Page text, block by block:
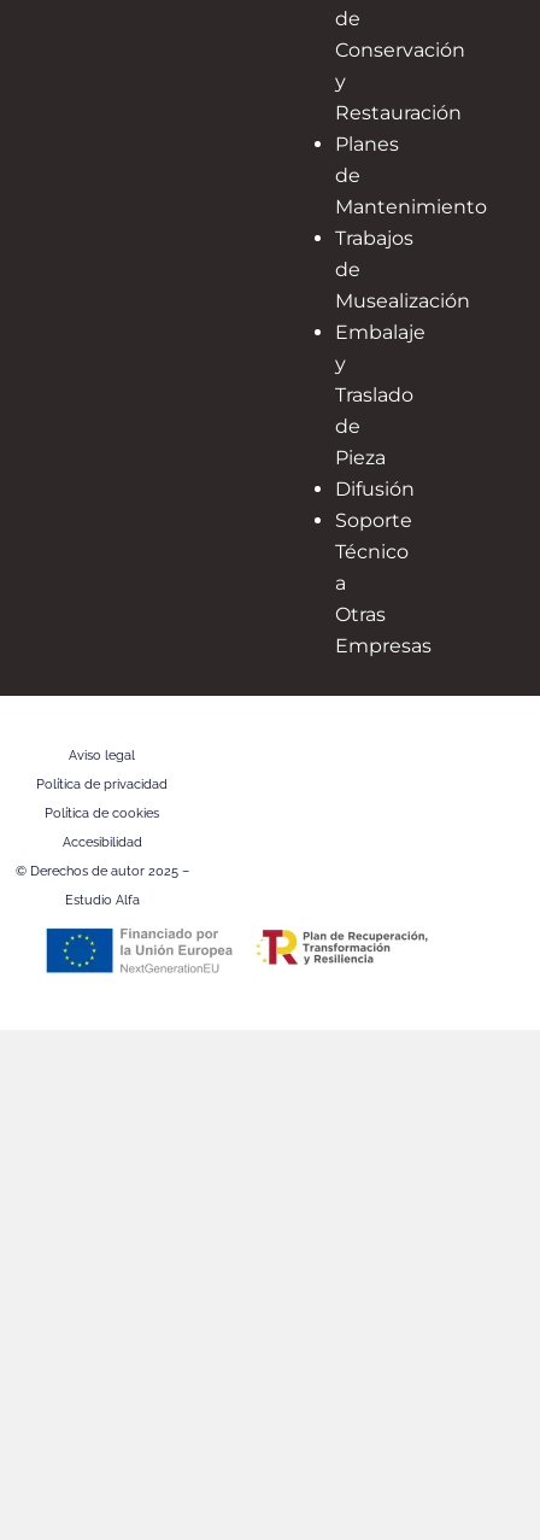
de
Conservación
y
Restauración
Planes
de
Mantenimiento
Trabajos
de
Musealización
Embalaje
y
Traslado
de
Pieza
Difusión
Soporte
Técnico
a
Otras
Empresas
Aviso legal
Política de privacidad
Política de cookies
Accesibilidad
© Derechos de autor 2025 –
Estudio Alfa